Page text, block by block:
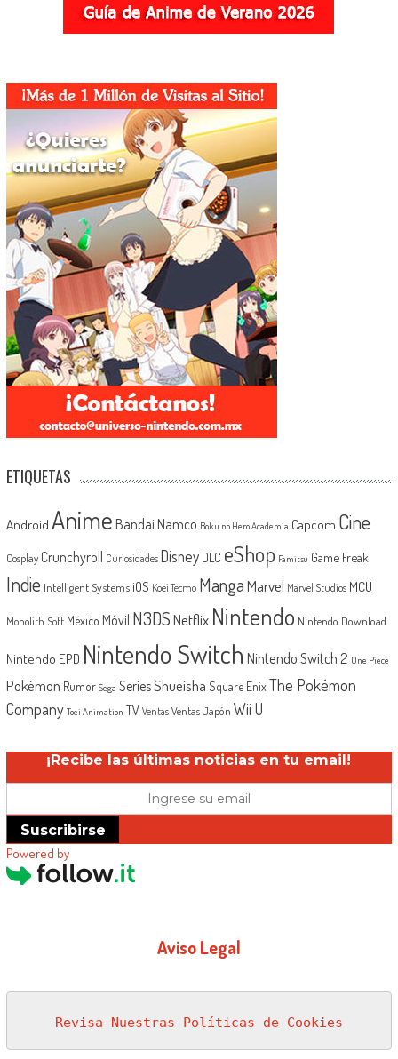
ETIQUETAS
Android Anime Bandai Namco Boku no Hero Academia Capcom Cine
Cosplay Crunchyroll Curiosidades Disney DLC eShop Famitsu Game Freak
Indie Intelligent Systems iOS Koei Tecmo MangaMarvel Marvel Studios MCU
Monolith Soft México Móvil N3DSNetflix Nintendo Nintendo Download
Nintendo EPD Nintendo Switch Nintendo Switch 2 One Piece
Pokémon Rumor Sega SeriesShueisha Square EnixThe Pokémon
Company Toei Animation TV Ventas Ventas Japón Wii U
¡Recibe las últimas noticias en tu email!
Suscribirse
Powered by
Aviso Legal
Revisa Nuestras Políticas de Cookies